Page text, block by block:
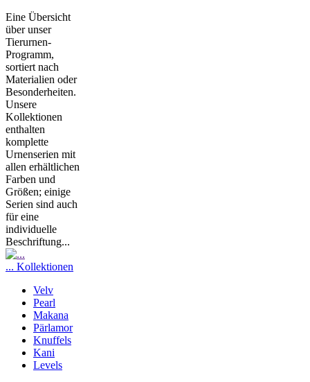
Eine Übersicht
über unser
Tierurnen-
Programm,
sortiert nach
Materialien oder
Besonderheiten.
Unsere
Kollektionen
enthalten
komplette
Urnenserien mit
allen erhältlichen
Farben und
Größen; einige
Serien sind auch
für eine
individuelle
Beschriftung...
... Kollektionen
Velv
Pearl
Makana
Pärlamor
Knuffels
Kani
Levels